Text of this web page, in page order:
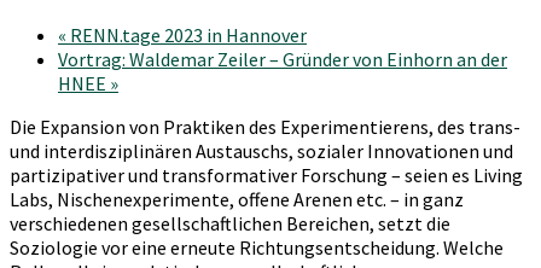
« RENN.tage 2023 in Hannover
Vortrag: Waldemar Zeiler – Gründer von Einhorn an der
HNEE »
Die Expansion von Praktiken des Experimentierens, des trans-
und interdisziplinären Austauschs, sozialer Innovationen und
partizipativer und transformativer Forschung – seien es Living
Labs, Nischenexperimente, offene Arenen etc. – in ganz
verschiedenen gesellschaftlichen Bereichen, setzt die
Soziologie vor eine erneute Richtungsentscheidung. Welche